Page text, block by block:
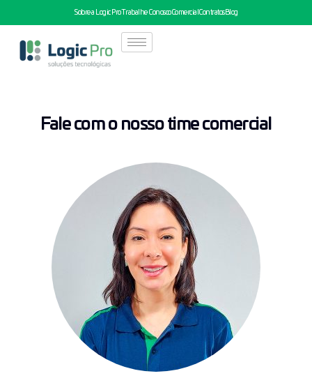
Sobre a Logic ProTrabalhe ConoscoComercial ContratosBlog
Fale com o nosso time comercial